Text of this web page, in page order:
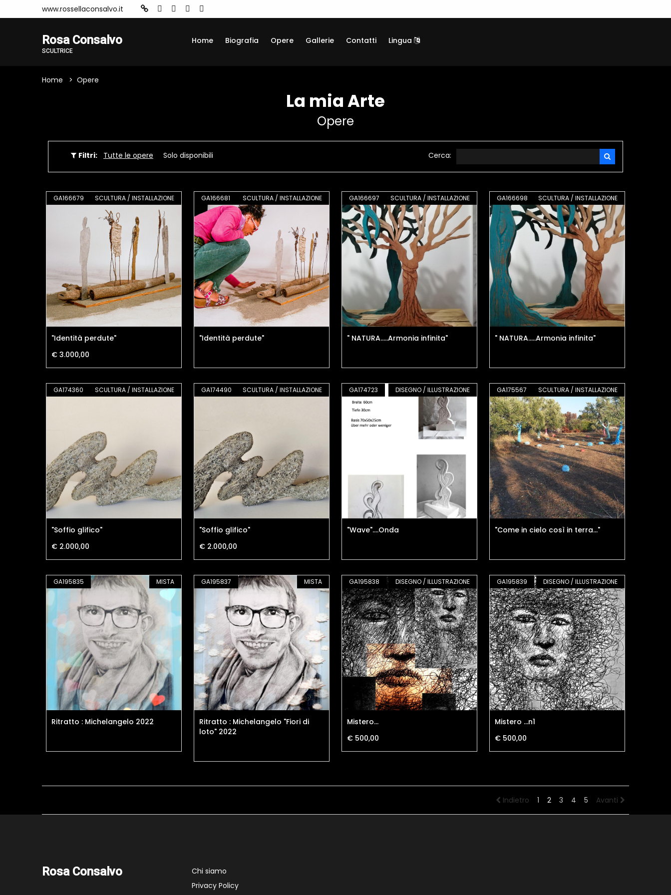
www.rossellaconsalvo.it
Rosa Consalvo
SCULTRICE
Home Biografia Opere Gallerie Contatti Lingua
Home Opere
La mia Arte
Opere
Filtri: Tutte le opere Solo disponibili Cerca:
GA166679 SCULTURA / INSTALLAZIONE
"Identità perdute"
€ 3.000,00
GA166681 SCULTURA / INSTALLAZIONE
"Identità perdute"
GA166697 SCULTURA / INSTALLAZIONE
" NATURA.....Armonia infinita"
GA166698 SCULTURA / INSTALLAZIONE
" NATURA.....Armonia infinita"
GA174360 SCULTURA / INSTALLAZIONE
"Soffio glifico"
€ 2.000,00
GA174490 SCULTURA / INSTALLAZIONE
"Soffio glifico"
€ 2.000,00
GA174723 DISEGNO / ILLUSTRAZIONE
"Wave"....Onda
GA175567 SCULTURA / INSTALLAZIONE
"Come in cielo così in terra..."
GA195835 MISTA
Ritratto : Michelangelo 2022
GA195837 MISTA
Ritratto : Michelangelo "Fiori di
loto" 2022
GA195838 DISEGNO / ILLUSTRAZIONE
Mistero...
€ 500,00
GA195839 DISEGNO / ILLUSTRAZIONE
Mistero ...n1
€ 500,00
Indietro 1 2 3 4 5 Avanti
Rosa Consalvo
Chi siamo
Privacy Policy